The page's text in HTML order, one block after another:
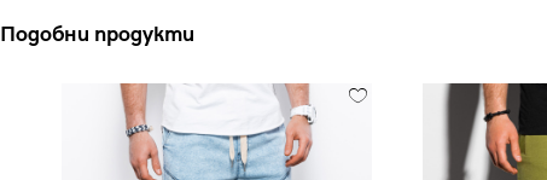
Подобни продукти